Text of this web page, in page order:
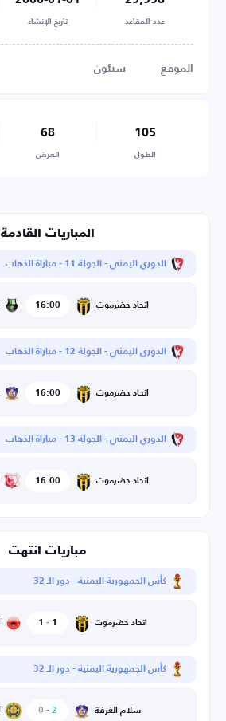
عدد المقاعد تاريخ الإنشاء
الموقع سيئون
105
الطول
68
العرض
المباريات القادمة
الدوري اليمني - الجولة 11 - مباراة الذهاب
اتحاد حضرموت 16:00
الدوري اليمني - الجولة 12 - مباراة الذهاب
اتحاد حضرموت 16:00
الدوري اليمني - الجولة 13 - مباراة الذهاب
اتحاد حضرموت 16:00
مباريات انتهت
كأس الجمهورية اليمنية - دور الـ 32
اتحاد حضرموت 1
-
1
كأس الجمهورية اليمنية - دور الـ 32
سلام الغرفة 2
-
0